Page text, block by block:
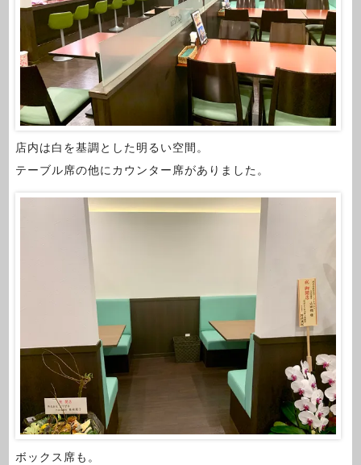
店内は白を基調とした明るい空間。
テーブル席の他にカウンター席がありました。
ボックス席も。